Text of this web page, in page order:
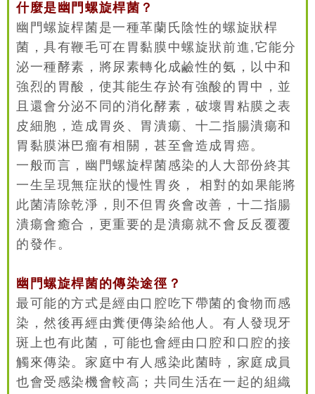
什麼是幽門螺旋桿菌？
幽門螺旋桿菌是一種革蘭氏陰性的螺旋狀桿
菌，具有鞭毛可在胃黏膜中螺旋狀前進,它能分
泌一種酵素，將尿素轉化成鹼性的氨，以中和
強烈的胃酸，使其能生存於有強酸的胃中，並
且還會分泌不同的消化酵素，破壞胃粘膜之表
皮細胞，造成胃炎、胃潰瘍、十二指腸潰瘍和
胃黏膜淋巴瘤有相關，甚至會造成胃癌。
一般而言，幽門螺旋桿菌感染的人大部份終其
一生呈現無症狀的慢性胃炎， 相對的如果能將
此菌清除乾淨，則不但胃炎會改善，十二指腸
潰瘍會癒合，更重要的是潰瘍就不會反反覆覆
的發作。
幽門螺旋桿菌的傳染途徑？
最可能的方式是經由口腔吃下帶菌的食物而感
染，然後再經由糞便傳染給他人。有人發現牙
斑上也有此菌，可能也會經由口腔和口腔的接
觸來傳染。家庭中有人感染此菌時，家庭成員
也會受感染機會較高；共同生活在一起的組織